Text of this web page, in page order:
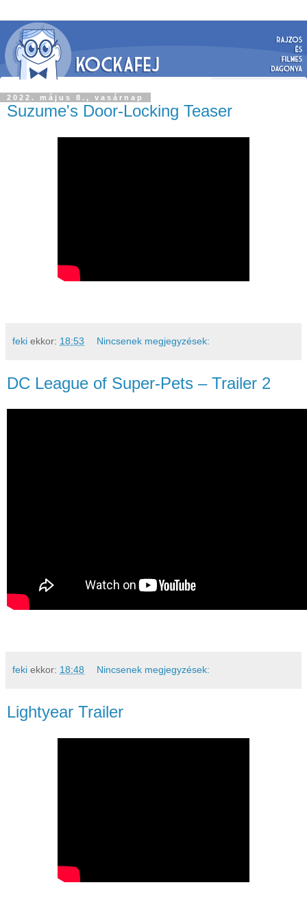
2022. május 8., vasárnap
Suzume's Door-Locking Teaser
feki ekkor: 18:53 Nincsenek megjegyzések:
DC League of Super-Pets – Trailer 2
feki ekkor: 18:48 Nincsenek megjegyzések:
Lightyear Trailer